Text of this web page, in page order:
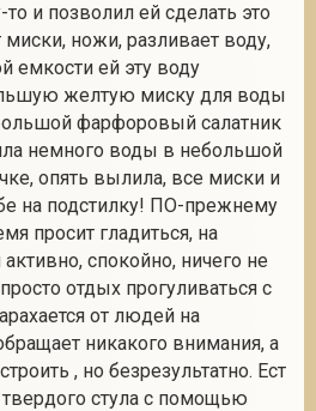
и позволил ей сделать это
миски, ножи, разливает воду,
емкости ей эту воду
желтую миску для воды
фарфоровый салатник
немного воды в небольшой
опять вылила, все миски и
на подстилку! ПО-прежнему
просит гладиться, на
спокойно, ничего не
отдых прогуливаться с
от людей на
никакого внимания, а
, но безрезультатно. Ест
твердого стула с помощью